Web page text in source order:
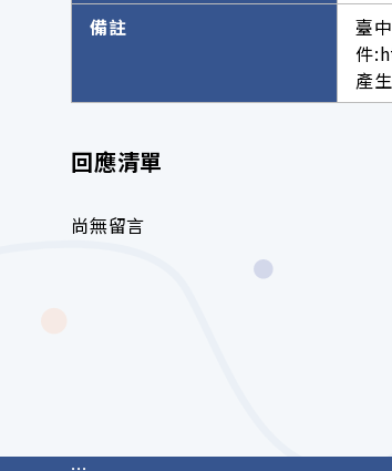
備註
臺
件
產
回應清單
尚無留言